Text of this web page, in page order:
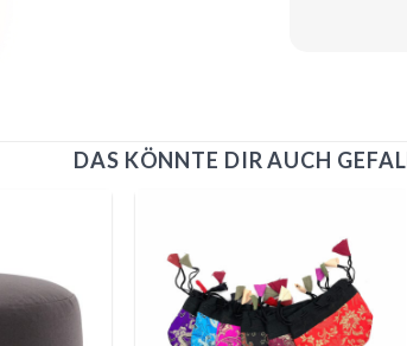
DAS KÖNNTE DIR AUCH